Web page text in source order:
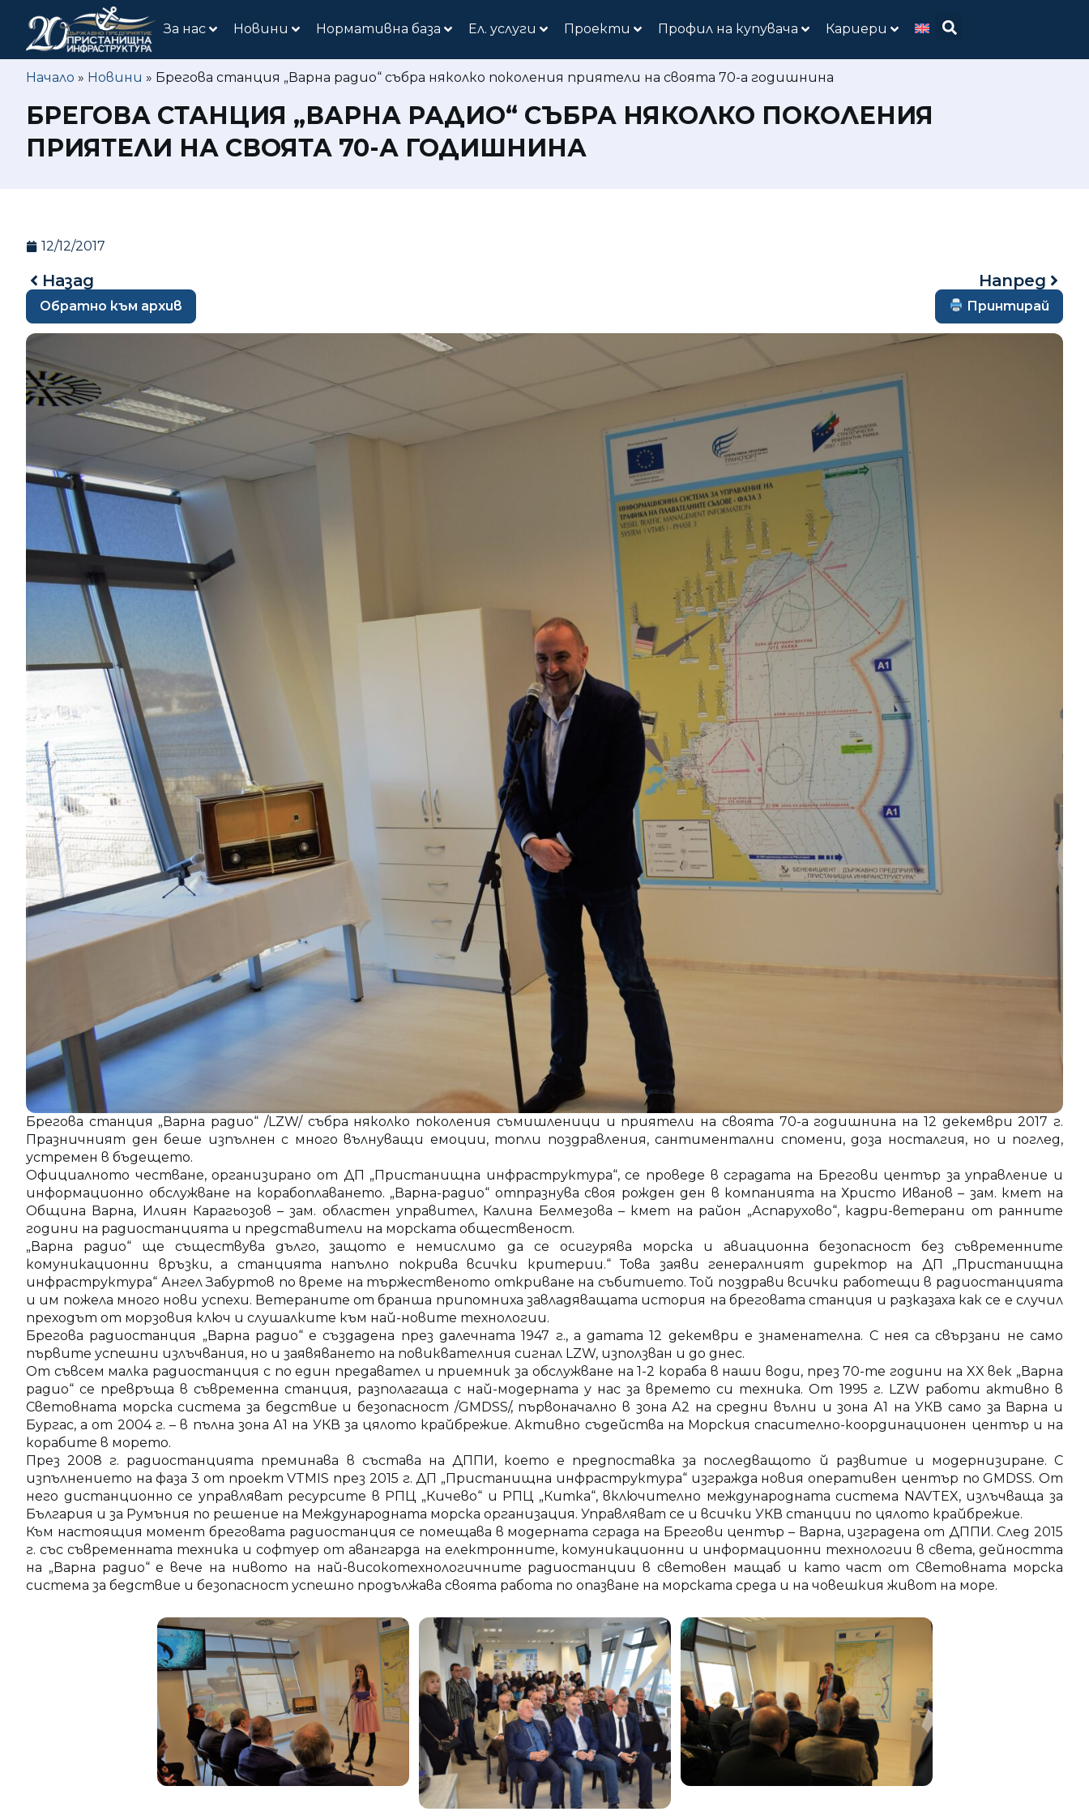
За нас Новини Нормативна база Ел. услуги Проекти Профил на купувача Кариери
Начало » Новини » Брегова станция „Варна радио“ събра няколко поколения приятели на своята 70-а годишнина
БРЕГОВА СТАНЦИЯ „ВАРНА РАДИО“ СЪБРА НЯКОЛКО ПОКОЛЕНИЯ
ПРИЯТЕЛИ НА СВОЯТА 70-А ГОДИШНИНА
12/12/2017
Назад Напред
Обратно към архив Принтирай
Брегова станция „Варна радио“ /LZW/ събра няколко поколения съмишленици и приятели на своята 70-а годишнина на 12 декември 2017 г.
Празничният ден беше изпълнен с много вълнуващи емоции, топли поздравления, сантиментални спомени, доза носталгия, но и поглед,
устремен в бъдещето.
Официалното честване, организирано от ДП „Пристанищна инфраструктура“, се проведе в сградата на Брегови център за управление и
информационно обслужване на корабоплаването. „Варна-радио“ отпразнува своя рожден ден в компанията на Христо Иванов – зам. кмет на
Община Варна, Илиян Карагьозов – зам. областен управител, Калина Белмезова – кмет на район „Аспарухово“, кадри-ветерани от ранните
години на радиостанцията и представители на морската общественост.
„Варна радио“ ще съществува дълго, защото е немислимо да се осигурява морска и авиационна безопасност без съвременните
комуникационни връзки, а станцията напълно покрива всички критерии.“ Това заяви генералният директор на ДП „Пристанищна
инфраструктура“ Ангел Забуртов по време на тържественото откриване на събитието. Той поздрави всички работещи в радиостанцията
и им пожела много нови успехи. Ветераните от бранша припомниха завладяващата история на бреговата станция и разказаха как се е случил
преходът от морзовия ключ и слушалките към най-новите технологии.
Брегова радиостанция „Варна радио“ е създадена през далечната 1947 г., а датата 12 декември е знаменателна. С нея са свързани не само
първите успешни излъчвания, но и заявяването на повиквателния сигнал LZW, използван и до днес.
От съвсем малка радиостанция с по един предавател и приемник за обслужване на 1-2 кораба в наши води, през 70-те години на XX век „Варна
радио“ се превръща в съвременна станция, разполагаща с най-модерната у нас за времето си техника. От 1995 г. LZW работи активно в
Световната морска система за бедствие и безопасност /GMDSS/, първоначално в зона А2 на средни вълни и зона А1 на УКВ само за Варна и
Бургас, a от 2004 г. – в пълна зона А1 на УКВ за цялото крайбрежие. Активно съдейства на Морския спасително-координационен център и на
корабите в морето.
През 2008 г. радиостанцията преминава в състава на ДППИ, което е предпоставка за последващото й развитие и модернизиране. С
изпълнението на фаза 3 от проект VTMIS през 2015 г. ДП „Пристанищна инфраструктура“ изгражда новия оперативен център по GMDSS. От
него дистанционно се управляват ресурсите в РПЦ „Кичево“ и РПЦ „Китка“, включително международната система NAVTEX, излъчваща за
България и за Румъния по решение на Международната морска организация. Управляват се и всички УКВ станции по цялото крайбрежие.
Към настоящия момент бреговата радиостанция се помещава в модерната сграда на Брегови център – Варна, изградена от ДППИ. След 2015
г. със съвременната техника и софтуер от авангарда на електронните, комуникационни и информационни технологии в света, дейността
на „Варна радио“ е вече на нивото на най-високотехнологичните радиостанции в световен мащаб и като част от Световната морска
система за бедствие и безопасност успешно продължава своята работа по опазване на морската среда и на човешкия живот на море.